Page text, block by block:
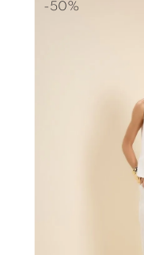
-50%